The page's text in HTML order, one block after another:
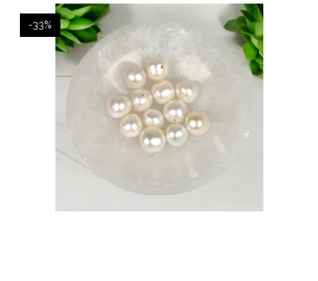
-33%